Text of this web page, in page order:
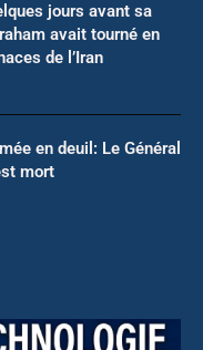
jours avant sa
avait tourné en
de l’Iran
en deuil: Le Général
mort